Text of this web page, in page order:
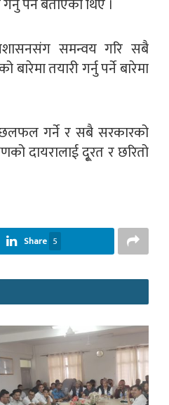
पर्ने बताएका थिए ।
समन्वय गरि सबै
तयारी गर्नु पर्ने बारेमा
छलफल गर्ने र सबै सरकारको
दायरालाई दू्रत र छरितो
Share 5